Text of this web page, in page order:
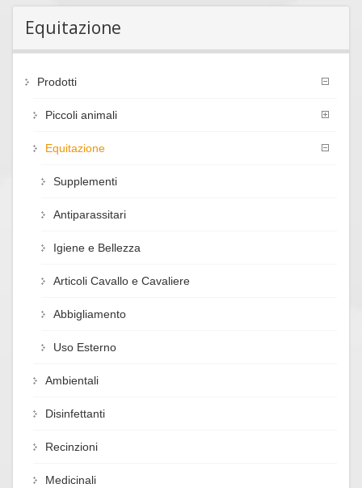
Equitazione
Prodotti
Piccoli animali
Equitazione
Supplementi
Antiparassitari
Igiene e Bellezza
Articoli Cavallo e Cavaliere
Abbigliamento
Uso Esterno
Ambientali
Disinfettanti
Recinzioni
Medicinali